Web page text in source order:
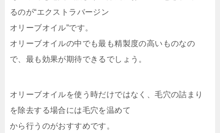
るのが“エクストラバージン
オリーブオイル”です。
オリーブオイルの中でも最も精製度の高いものなの
で、最も効果が期待できるでしょう。
オリーブオイルを使う時だけではなく、毛穴の詰まり
を除去する場合には毛穴を温めて
から行うのがおすすめです。